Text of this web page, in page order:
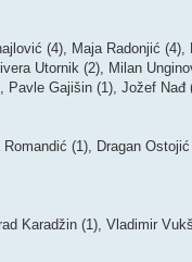
(4), Maja Radonjić
Utornik (2), Milan
Gajišin (1), Jožef
(1), Dragan Ostojić
Karadžin (1), Vladimir